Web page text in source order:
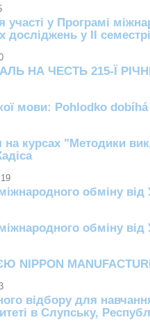
участі у Програмі
досліджень у ІІ
НА ЧЕСТЬ 215-Ї
мови: Pohlodko
на курсах "Методики
обміну
обміну
відбору для
в Слупську,